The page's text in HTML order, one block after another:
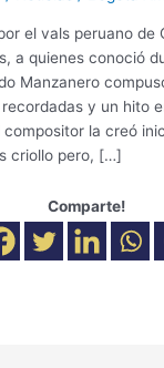
el vals peruano de
a quienes conoció
Manzanero
y un hito
compositor la creó
criollo pero, […]
Comparte!